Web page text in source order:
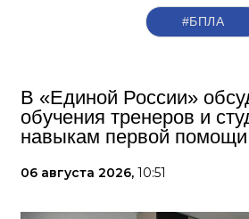
#БПЛА
В «Единой России»
обучения тренеров и
навыкам первой помощи
06 августа 2026, 10:51